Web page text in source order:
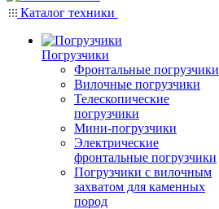
Каталог техники
Погрузчики
Фронтальные погрузчики
Вилочные погрузчики
Телескопические
погрузчики
Мини-погрузчики
Электрические
фронтальные погрузчики
Погрузчики с вилочным
захватом для каменных
пород